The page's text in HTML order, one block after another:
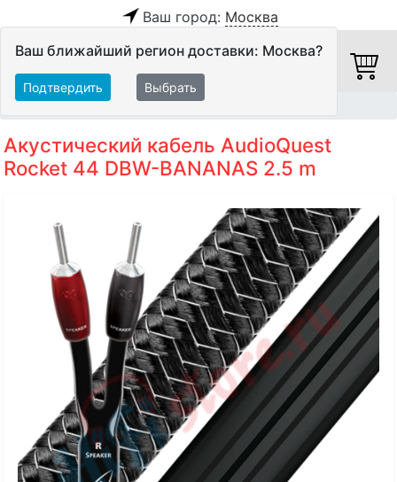
Ваш город: Москва
Ваш ближайший регион доставки: Москва?
Подтвердить Выбрать
Акустический кабель AudioQuest
Rocket 44 DBW-BANANAS 2.5 m